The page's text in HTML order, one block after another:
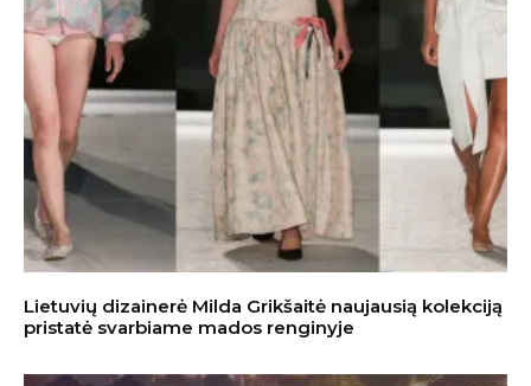
Lietuvių dizainerė Milda Grikšaitė naujausią kolekciją
pristatė svarbiame mados renginyje